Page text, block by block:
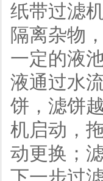
纸带过滤
隔离杂物
一定的液
液通过水
饼，滤饼
机启动，
动更换；